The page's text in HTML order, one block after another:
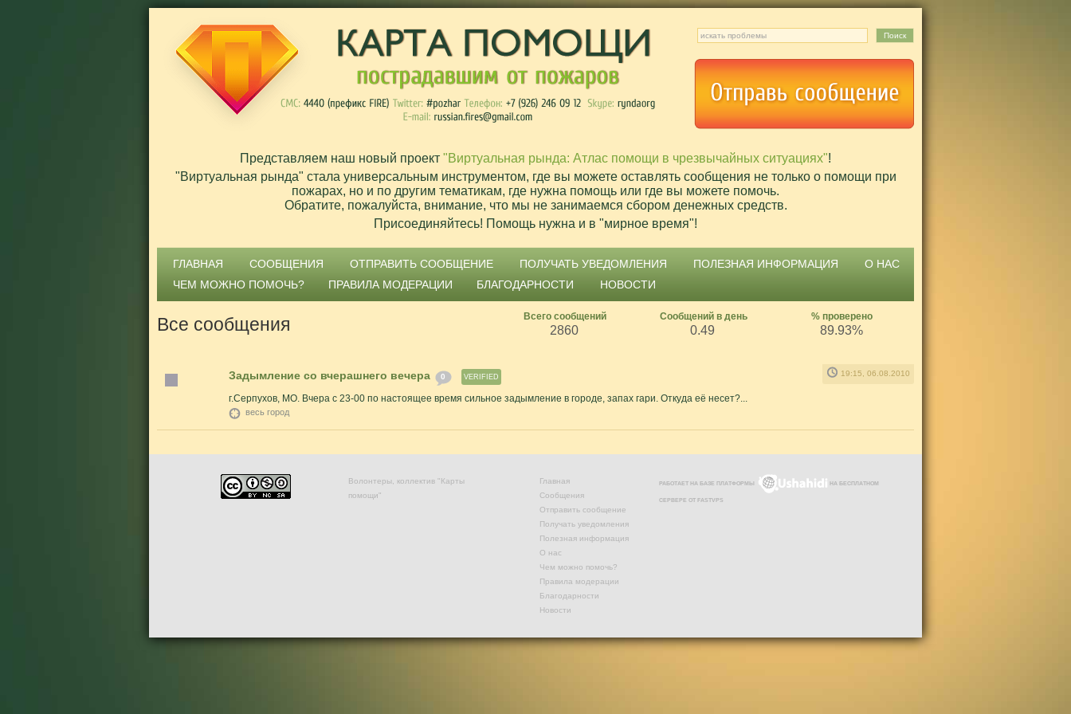
Представляем наш новый проект "Виртуальная рында: Атлас помощи в чрезвычайных ситуациях"!
"Виртуальная рында" стала универсальным инструментом, где вы можете оставлять сообщения не только о помощи при
пожарах, но и по другим тематикам, где нужна помощь или где вы можете помочь.
Обратите, пожалуйста, внимание, что мы не занимаемся сбором денежных средств.
Присоединяйтесь! Помощь нужна и в "мирное время"!
ГЛАВНАЯ СООБЩЕНИЯ ОТПРАВИТЬ СООБЩЕНИЕ ПОЛУЧАТЬ УВЕДОМЛЕНИЯ ПОЛЕЗНАЯ ИНФОРМАЦИЯ
О НАС
ЧЕМ МОЖНО ПОМОЧЬ?
ПРАВИЛА МОДЕРАЦИИ БЛАГОДАРНОСТИ НОВОСТИ
Всего сообщений Сообщений в день % проверено
2860 0.49 89.93%
Все сообщения
Задымление со вчерашнего вечера 0 VERIFIED 19:15, 06.08.2010
г.Серпухов, МО. Вчера с 23-00 по настоящее время сильное задымление в городе, запах гари. Откуда её несет?...
весь город
Волонтеры, коллектив "Карты
помощи"
Главная
Сообщения
Отправить сообщение
Получать уведомления
Полезная информация
О нас
Чем можно помочь?
Правила модерации
Благодарности
Новости
РАБОТАЕТ НА БАЗЕ ПЛАТФОРМЫ НА БЕСПЛАТНОМ
СЕРВЕРЕ ОТ FASTVPS